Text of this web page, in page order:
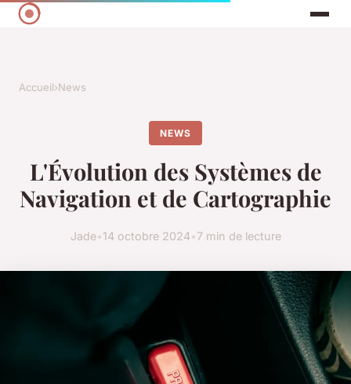
Accueil›News
NEWS
L'Évolution des Systèmes de
Navigation et de Cartographie
Jade•14 octobre 2024•7 min de lecture